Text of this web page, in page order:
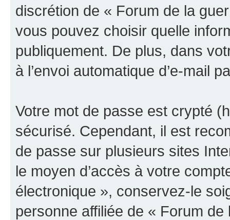
discrétion de « Forum de la
vous pouvez choisir quelle
publiquement. De plus, dans
à l’envoi automatique d’e-mail
Votre mot de passe est crypté
sécurisé. Cependant, il est
de passe sur plusieurs sites
le moyen d’accès à votre
électronique », conservez-le
personne affiliée de « Forum